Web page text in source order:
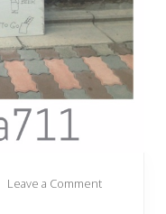
Leave a Comment